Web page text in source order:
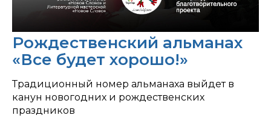
Рождественский альманах
«Все будет хорошо!»
Традиционный номер альманаха выйдет в
канун новогодних и рождественских
праздников